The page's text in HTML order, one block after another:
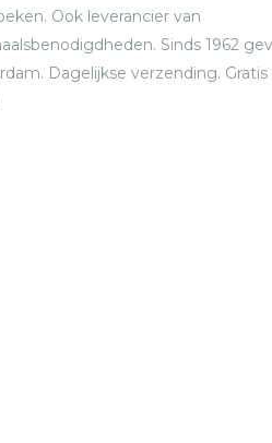
Ook leverancier van
Sinds 1962
Dagelijkse verzending.